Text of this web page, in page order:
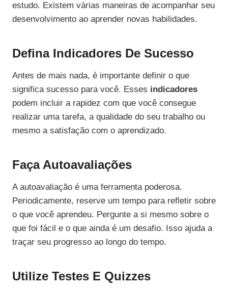
estudo. Existem várias maneiras de acompanhar seu
desenvolvimento ao aprender novas habilidades.
Defina Indicadores De Sucesso
Antes de mais nada, é importante definir o que
significa sucesso para você. Esses indicadores
podem incluir a rapidez com que você consegue
realizar uma tarefa, a qualidade do seu trabalho ou
mesmo a satisfação com o aprendizado.
Faça Autoavaliações
A autoavaliação é uma ferramenta poderosa.
Periodicamente, reserve um tempo para refletir sobre
o que você aprendeu. Pergunte a si mesmo sobre o
que foi fácil e o que ainda é um desafio. Isso ajuda a
traçar seu progresso ao longo do tempo.
Utilize Testes E Quizzes